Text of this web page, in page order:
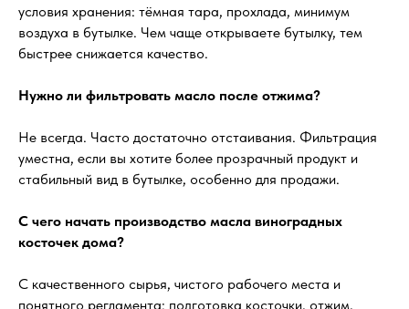
условия хранения: тёмная тара, прохлада, минимум
воздуха в бутылке. Чем чаще открываете бутылку, тем
быстрее снижается качество.
Нужно ли фильтровать масло после отжима?
Не всегда. Часто достаточно отстаивания. Фильтрация
уместна, если вы хотите более прозрачный продукт и
стабильный вид в бутылке, особенно для продажи.
С чего начать производство масла виноградных
косточек дома?
С качественного сырья, чистого рабочего места и
понятного регламента: подготовка косточки, отжим,